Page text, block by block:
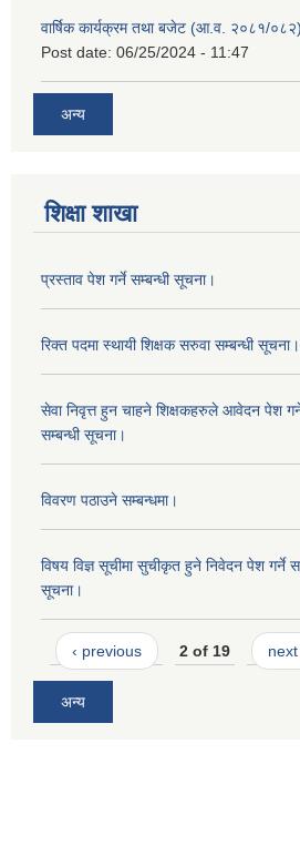
वार्षिक कार्यक्रम तथा बजेट (आ.व. २०८१/०८२)
Post date: 06/25/2024 - 11:47
अन्य
शिक्षा शाखा
प्रस्ताव पेश गर्ने सम्बन्धी सूचना।
रिक्त पदमा स्थायी शिक्षक सरुवा सम्बन्धी सूचना।
सेवा निवृत्त हुन चाहने शिक्षकहरुले आवेदन पेश
सम्बन्धी सूचना।
विवरण पठाउने सम्बन्धमा।
विषय विज्ञ सूचीमा सुचीकृत हुने निवेदन पेश गर्ने
सूचना।
‹ previous 2 of 19 next
अन्य